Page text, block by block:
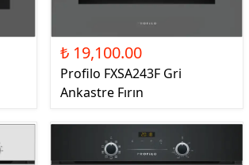
₺ 19,100.00
Profilo FXSA243F Gri
Ankastre Fırın